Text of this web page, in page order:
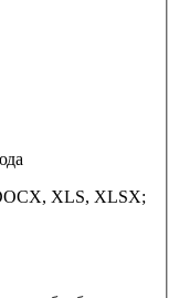
XLS, XLSX;